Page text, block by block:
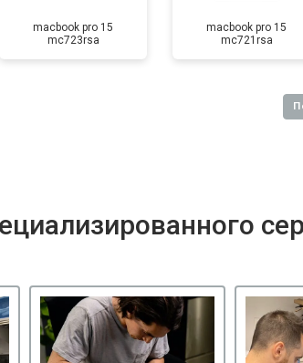
macbook pro 15
mc723rsa
macbook pro 15
mc721rsa